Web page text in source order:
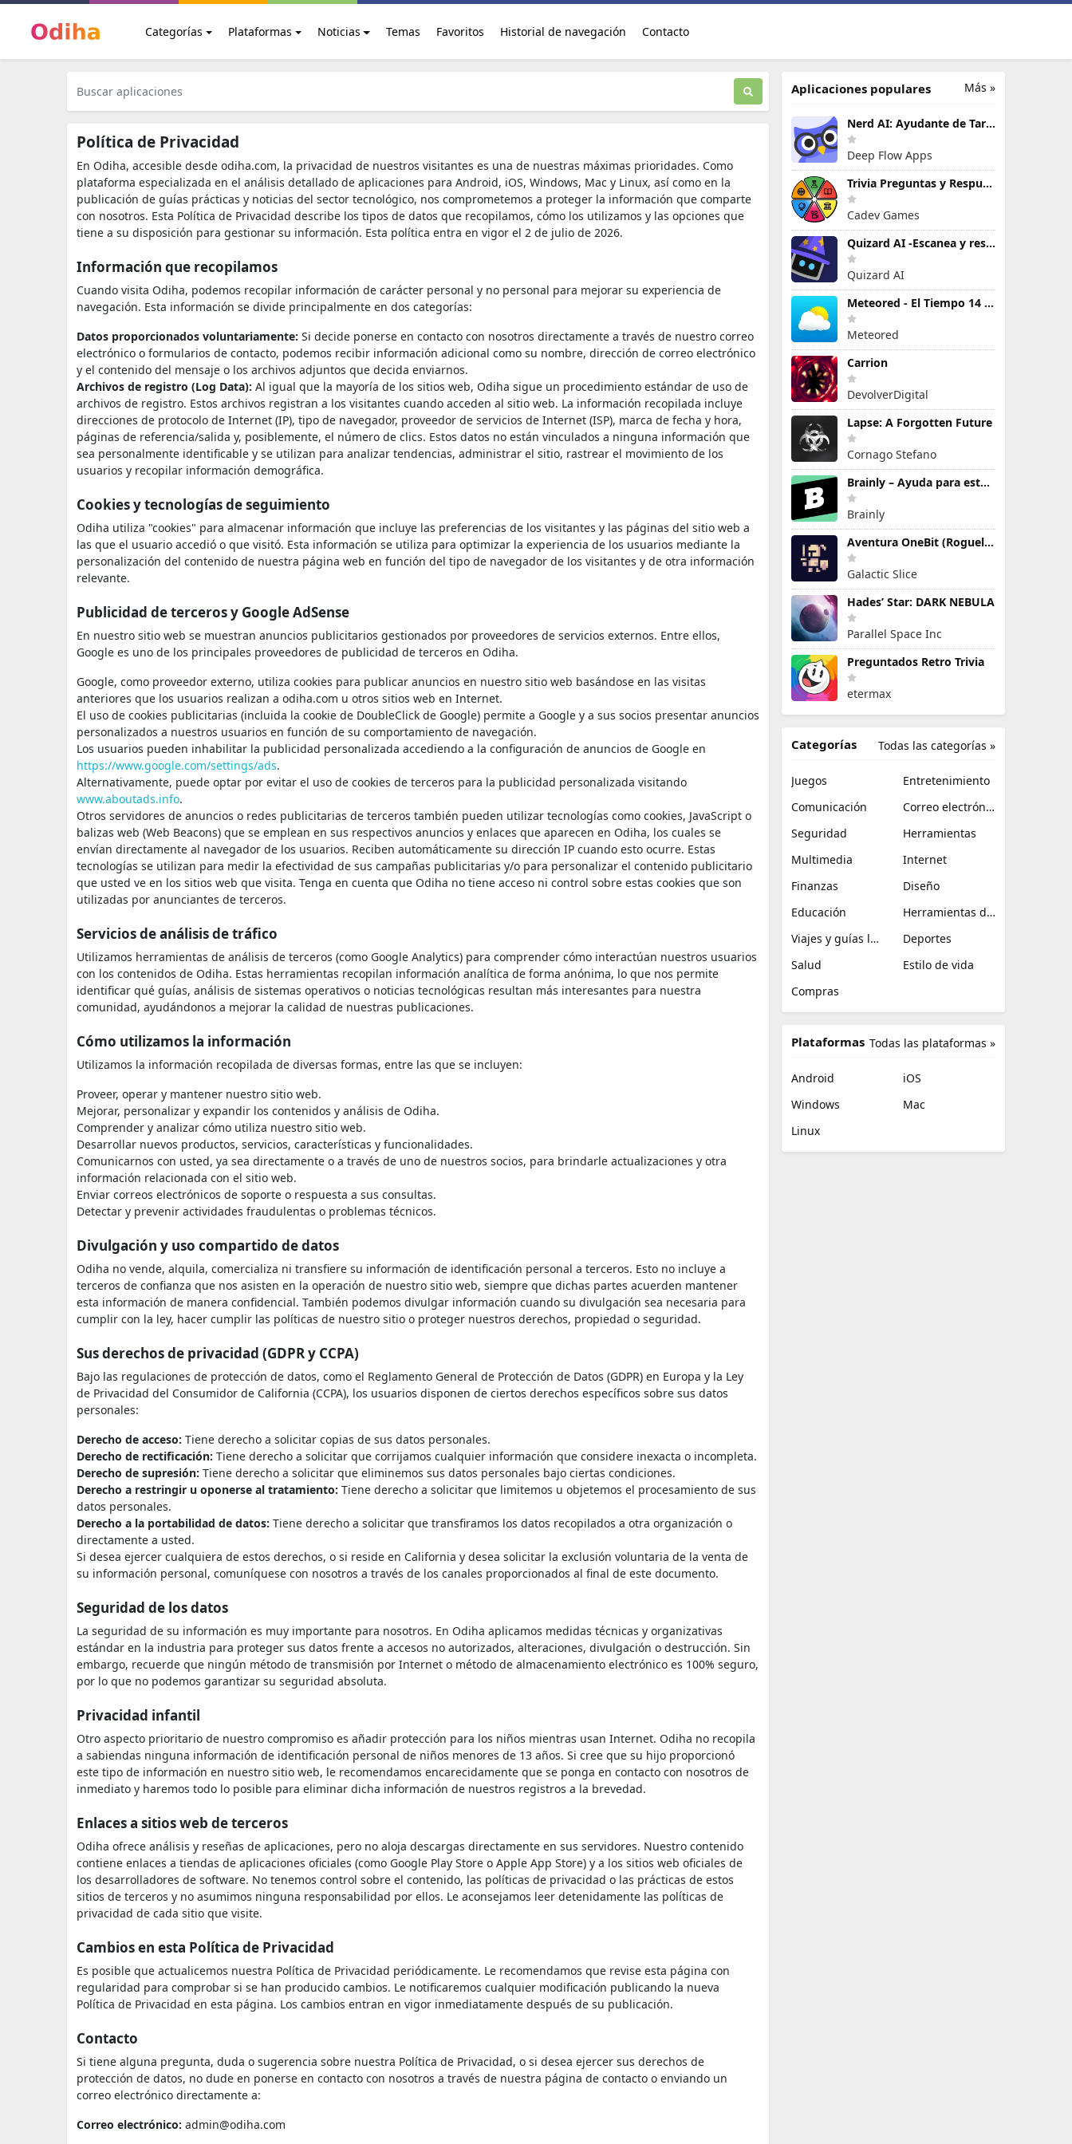
Categorías Plataformas Noticias Temas Favoritos Historial de navegación Contacto
Política de Privacidad
En Odiha, accesible desde odiha.com, la privacidad de nuestros visitantes es una de nuestras máximas prioridades. Como
plataforma especializada en el análisis detallado de aplicaciones para Android, iOS, Windows, Mac y Linux, así como en la
publicación de guías prácticas y noticias del sector tecnológico, nos comprometemos a proteger la información que comparte
con nosotros. Esta Política de Privacidad describe los tipos de datos que recopilamos, cómo los utilizamos y las opciones que
tiene a su disposición para gestionar su información. Esta política entra en vigor el 2 de julio de 2026.
Información que recopilamos
Cuando visita Odiha, podemos recopilar información de carácter personal y no personal para mejorar su experiencia de
navegación. Esta información se divide principalmente en dos categorías:
Datos proporcionados voluntariamente: Si decide ponerse en contacto con nosotros directamente a través de nuestro correo
electrónico o formularios de contacto, podemos recibir información adicional como su nombre, dirección de correo electrónico
y el contenido del mensaje o los archivos adjuntos que decida enviarnos.
Archivos de registro (Log Data): Al igual que la mayoría de los sitios web, Odiha sigue un procedimiento estándar de uso de
archivos de registro. Estos archivos registran a los visitantes cuando acceden al sitio web. La información recopilada incluye
direcciones de protocolo de Internet (IP), tipo de navegador, proveedor de servicios de Internet (ISP), marca de fecha y hora,
páginas de referencia/salida y, posiblemente, el número de clics. Estos datos no están vinculados a ninguna información que
sea personalmente identificable y se utilizan para analizar tendencias, administrar el sitio, rastrear el movimiento de los
usuarios y recopilar información demográfica.
Cookies y tecnologías de seguimiento
Odiha utiliza "cookies" para almacenar información que incluye las preferencias de los visitantes y las páginas del sitio web a
las que el usuario accedió o que visitó. Esta información se utiliza para optimizar la experiencia de los usuarios mediante la
personalización del contenido de nuestra página web en función del tipo de navegador de los visitantes y de otra información
relevante.
Publicidad de terceros y Google AdSense
En nuestro sitio web se muestran anuncios publicitarios gestionados por proveedores de servicios externos. Entre ellos,
Google es uno de los principales proveedores de publicidad de terceros en Odiha.
Google, como proveedor externo, utiliza cookies para publicar anuncios en nuestro sitio web basándose en las visitas
anteriores que los usuarios realizan a odiha.com u otros sitios web en Internet.
El uso de cookies publicitarias (incluida la cookie de DoubleClick de Google) permite a Google y a sus socios presentar anuncios
personalizados a nuestros usuarios en función de su comportamiento de navegación.
Los usuarios pueden inhabilitar la publicidad personalizada accediendo a la configuración de anuncios de Google en
https://www.google.com/settings/ads.
Alternativamente, puede optar por evitar el uso de cookies de terceros para la publicidad personalizada visitando
www.aboutads.info.
Otros servidores de anuncios o redes publicitarias de terceros también pueden utilizar tecnologías como cookies, JavaScript o
balizas web (Web Beacons) que se emplean en sus respectivos anuncios y enlaces que aparecen en Odiha, los cuales se
envían directamente al navegador de los usuarios. Reciben automáticamente su dirección IP cuando esto ocurre. Estas
tecnologías se utilizan para medir la efectividad de sus campañas publicitarias y/o para personalizar el contenido publicitario
que usted ve en los sitios web que visita. Tenga en cuenta que Odiha no tiene acceso ni control sobre estas cookies que son
utilizadas por anunciantes de terceros.
Servicios de análisis de tráfico
Utilizamos herramientas de análisis de terceros (como Google Analytics) para comprender cómo interactúan nuestros usuarios
con los contenidos de Odiha. Estas herramientas recopilan información analítica de forma anónima, lo que nos permite
identificar qué guías, análisis de sistemas operativos o noticias tecnológicas resultan más interesantes para nuestra
comunidad, ayudándonos a mejorar la calidad de nuestras publicaciones.
Cómo utilizamos la información
Utilizamos la información recopilada de diversas formas, entre las que se incluyen:
Proveer, operar y mantener nuestro sitio web.
Mejorar, personalizar y expandir los contenidos y análisis de Odiha.
Comprender y analizar cómo utiliza nuestro sitio web.
Desarrollar nuevos productos, servicios, características y funcionalidades.
Comunicarnos con usted, ya sea directamente o a través de uno de nuestros socios, para brindarle actualizaciones y otra
información relacionada con el sitio web.
Enviar correos electrónicos de soporte o respuesta a sus consultas.
Detectar y prevenir actividades fraudulentas o problemas técnicos.
Divulgación y uso compartido de datos
Odiha no vende, alquila, comercializa ni transfiere su información de identificación personal a terceros. Esto no incluye a
terceros de confianza que nos asisten en la operación de nuestro sitio web, siempre que dichas partes acuerden mantener
esta información de manera confidencial. También podemos divulgar información cuando su divulgación sea necesaria para
cumplir con la ley, hacer cumplir las políticas de nuestro sitio o proteger nuestros derechos, propiedad o seguridad.
Sus derechos de privacidad (GDPR y CCPA)
Bajo las regulaciones de protección de datos, como el Reglamento General de Protección de Datos (GDPR) en Europa y la Ley
de Privacidad del Consumidor de California (CCPA), los usuarios disponen de ciertos derechos específicos sobre sus datos
personales:
Derecho de acceso: Tiene derecho a solicitar copias de sus datos personales.
Derecho de rectificación: Tiene derecho a solicitar que corrijamos cualquier información que considere inexacta o incompleta.
Derecho de supresión: Tiene derecho a solicitar que eliminemos sus datos personales bajo ciertas condiciones.
Derecho a restringir u oponerse al tratamiento: Tiene derecho a solicitar que limitemos u objetemos el procesamiento de sus
datos personales.
Derecho a la portabilidad de datos: Tiene derecho a solicitar que transfiramos los datos recopilados a otra organización o
directamente a usted.
Si desea ejercer cualquiera de estos derechos, o si reside en California y desea solicitar la exclusión voluntaria de la venta de
su información personal, comuníquese con nosotros a través de los canales proporcionados al final de este documento.
Seguridad de los datos
La seguridad de su información es muy importante para nosotros. En Odiha aplicamos medidas técnicas y organizativas
estándar en la industria para proteger sus datos frente a accesos no autorizados, alteraciones, divulgación o destrucción. Sin
embargo, recuerde que ningún método de transmisión por Internet o método de almacenamiento electrónico es 100% seguro,
por lo que no podemos garantizar su seguridad absoluta.
Privacidad infantil
Otro aspecto prioritario de nuestro compromiso es añadir protección para los niños mientras usan Internet. Odiha no recopila
a sabiendas ninguna información de identificación personal de niños menores de 13 años. Si cree que su hijo proporcionó
este tipo de información en nuestro sitio web, le recomendamos encarecidamente que se ponga en contacto con nosotros de
inmediato y haremos todo lo posible para eliminar dicha información de nuestros registros a la brevedad.
Enlaces a sitios web de terceros
Odiha ofrece análisis y reseñas de aplicaciones, pero no aloja descargas directamente en sus servidores. Nuestro contenido
contiene enlaces a tiendas de aplicaciones oficiales (como Google Play Store o Apple App Store) y a los sitios web oficiales de
los desarrolladores de software. No tenemos control sobre el contenido, las políticas de privacidad o las prácticas de estos
sitios de terceros y no asumimos ninguna responsabilidad por ellos. Le aconsejamos leer detenidamente las políticas de
privacidad de cada sitio que visite.
Cambios en esta Política de Privacidad
Es posible que actualicemos nuestra Política de Privacidad periódicamente. Le recomendamos que revise esta página con
regularidad para comprobar si se han producido cambios. Le notificaremos cualquier modificación publicando la nueva
Política de Privacidad en esta página. Los cambios entran en vigor inmediatamente después de su publicación.
Contacto
Si tiene alguna pregunta, duda o sugerencia sobre nuestra Política de Privacidad, o si desea ejercer sus derechos de
protección de datos, no dude en ponerse en contacto con nosotros a través de nuestra página de contacto o enviando un
correo electrónico directamente a:
Correo electrónico: admin@odiha.com
Más »
Aplicaciones populares
Nerd AI: Ayudante de Tareas IA
Deep Flow Apps
Trivia Preguntas y Respuestas
Cadev Games
Quizard AI -Escanea y resuelve
Quizard AI
Meteored - El Tiempo 14 Días
Meteored
Carrion
DevolverDigital
Lapse: A Forgotten Future
Cornago Stefano
Brainly – Ayuda para estudiar
Brainly
Aventura OneBit (Roguelike)
Galactic Slice
Hades’ Star: DARK NEBULA
Parallel Space Inc
Preguntados Retro Trivia
etermax
Todas las categorías »
Categorías
Juegos
Entretenimiento
Comunicación
Correo electrónico
Seguridad
Herramientas
Multimedia
Internet
Finanzas
Diseño
Educación
Herramientas de TI
Viajes y guías locales
Deportes
Salud
Estilo de vida
Compras
Todas las plataformas »
Plataformas
Android
iOS
Windows
Mac
Linux